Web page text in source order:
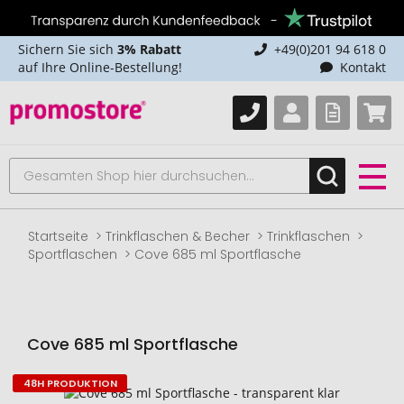
Sichern Sie sich 3% Rabatt
auf Ihre Online-Bestellung!
+49(0)201 94 618 0
Kontakt
Startseite Trinkflaschen & Becher
Trinkflaschen
Sportflaschen
Cove 685 ml Sportflasche
Cove 685 ml Sportflasche
Zum
48H PRODUKTION